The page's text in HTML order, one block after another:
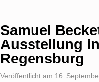
Samuel
Ausstellung
Regensburg
Veröffentlicht am 16.